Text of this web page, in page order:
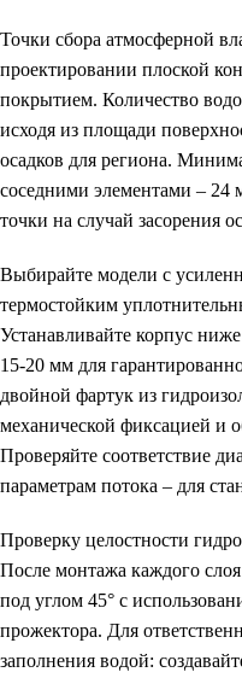
Точки сбора атмосферной
проектировании плоской
покрытием. Количество
исходя из площади
осадков для региона.
соседними элементами – 24
точки на случай засорения
Выбирайте модели с
термостойким
Устанавливайте корпус
15-20 мм для
двойной фартук из
механической фиксацией и
Проверяйте соответствие
параметрам потока – для
Проверку целостности
После монтажа каждого
под углом 45° с
прожектора. Для
заполнения водой: